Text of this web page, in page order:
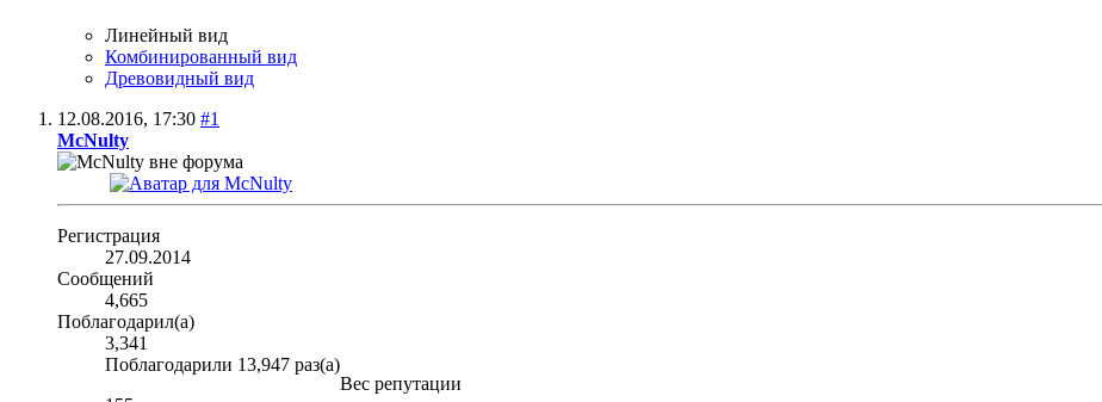
Линейный вид
Комбинированный вид
Древовидный вид
12.08.2016, 17:30 #1
McNulty
Регистрация
27.09.2014
Сообщений
4,665
Поблагодарил(а)
3,341
Поблагодарили 13,947 раз(а)
Вес репутации